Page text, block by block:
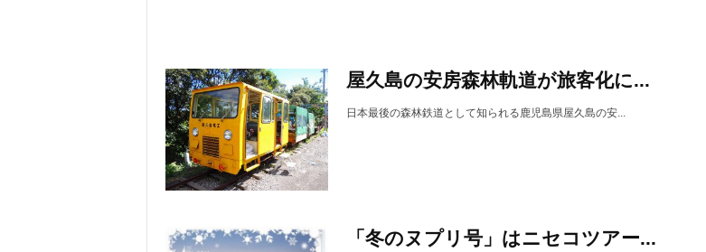
屋久島の安房森林軌道が旅客化に...
日本最後の森林鉄道として知られる鹿児島県屋久島の安...
「冬のヌプリ号」はニセコツアー...